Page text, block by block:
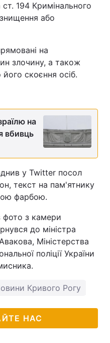
194 Кримінального
або
на
злочину, а також
скоєння осіб.
на
вбивць
у Twitter посол
текст на пам'ятнику
фарбою.
з камери
до міністра
Міністерства
поліції України
Кривого Рогу
НАС